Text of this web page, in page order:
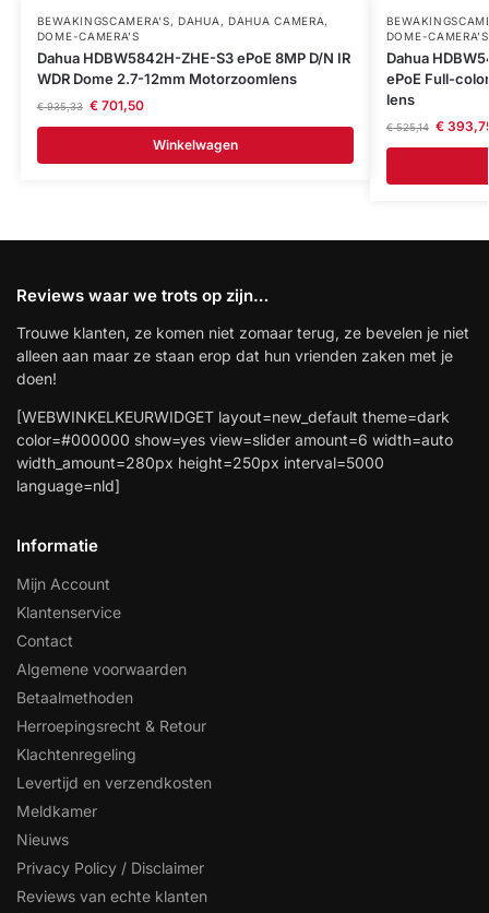
BEWAKINGSCAMERA'S,DAHUA , DAHUA CAMERA,
DOME-CAMERA’S
Dahua HDBW5842H-ZHE-S3 ePoE 8MP D/N IR
WDR Dome 2.7-12mm Motorzoomlens
€935,33 €701,50
Winkelwagen
DOME-CAMERA’S
Dahua
ePoE Full-
lens
€525,14 €
Reviews waar we trots op zijn…
Trouwe klanten, ze komen niet zomaar terug, ze bevelen je niet
alleen aan maar ze staan erop dat hun vrienden zaken met je
doen!
[WEBWINKELKEURWIDGET layout=new_default theme=dark
color=#000000 show=yes view=slider amount=6 width=auto
width_amount=280px height=250px interval=5000
language=nld]
Informatie
Mijn Account
Klantenservice
Contact
Algemene voorwaarden
Betaalmethoden
Herroepingsrecht & Retour
Klachtenregeling
Levertijd en verzendkosten
Meldkamer
Nieuws
Privacy Policy / Disclaimer
Reviews van echte klanten